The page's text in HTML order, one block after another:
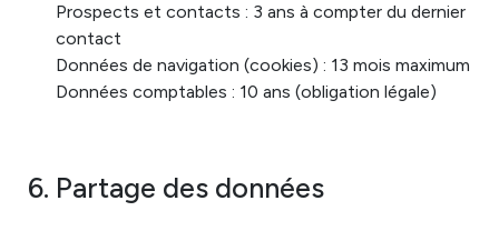
Prospects et contacts : 3 ans à compter du dernier
contact
Données de navigation (cookies) : 13 mois maximum
Données comptables : 10 ans (obligation légale)
6. Partage des données